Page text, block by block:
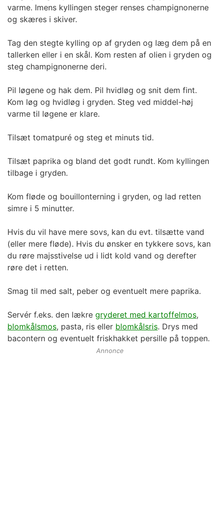
varme. Imens kyllingen steger renses champignonerne
og skæres i skiver.
Tag den stegte kylling op af gryden og læg dem på en
tallerken eller i en skål. Kom resten af olien i gryden og
steg champignonerne deri.
Pil løgene og hak dem. Pil hvidløg og snit dem fint.
Kom løg og hvidløg i gryden. Steg ved middel-høj
varme til løgene er klare.
Tilsæt tomatpuré og steg et minuts tid.
Tilsæt paprika og bland det godt rundt. Kom kyllingen
tilbage i gryden.
Kom fløde og bouillonterning i gryden, og lad retten
simre i 5 minutter.
Hvis du vil have mere sovs, kan du evt. tilsætte vand
(eller mere fløde). Hvis du ønsker en tykkere sovs, kan
du røre majsstivelse ud i lidt kold vand og derefter
røre det i retten.
Smag til med salt, peber og eventuelt mere paprika.
Servér f.eks. den lækre gryderet med kartoffelmos,
blomkålsmos, pasta, ris eller blomkålsris. Drys med
bacontern og eventuelt friskhakket persille på toppen.
Annonce